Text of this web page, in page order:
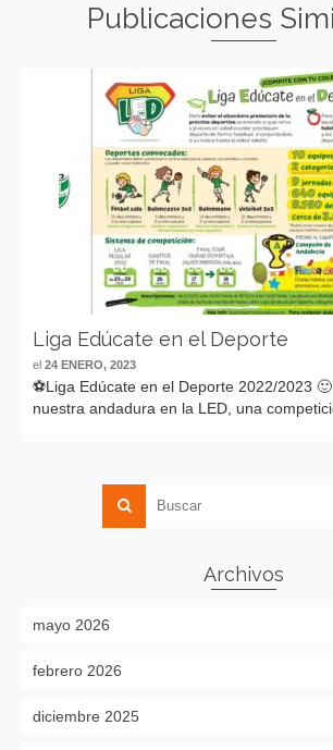
Publicaciones
Liga Edúcate en el Deporte
el 24 ENERO, 2023
⚽️Liga Edúcate en el Deporte 2022/2023
nuestra andadura en la LED, una
Archivos
mayo 2026
febrero 2026
diciembre 2025